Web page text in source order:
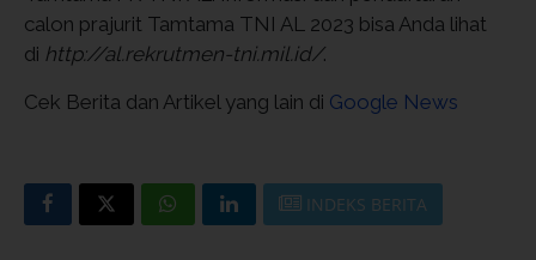
calon prajurit Tamtama TNI AL 2023 bisa Anda lihat
di http://al.rekrutmen-tni.mil.id/.
Cek Berita dan Artikel yang lain di Google News
INDEKS BERITA